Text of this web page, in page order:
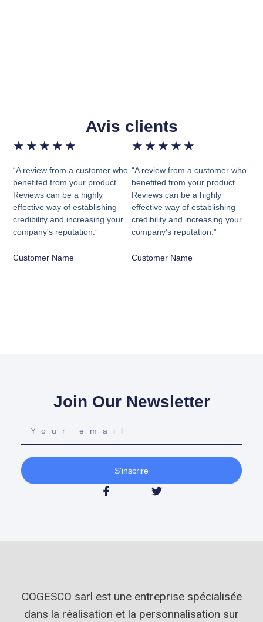
Avis clients
★ ★ ★ ★ ★
“A review from a customer who
benefited from your product.
Reviews can be a highly
effective way of establishing
credibility and increasing your
company's reputation.”
Customer Name
★ ★ ★ ★ ★
“A review from a customer who
benefited from your product.
Reviews can be a highly
effective way of establishing
credibility and increasing your
company's reputation.”
Customer Name
Join Our Newsletter
S'inscrire
COGESCO sarl est une entreprise spécialisée
dans la réalisation et la personnalisation sur